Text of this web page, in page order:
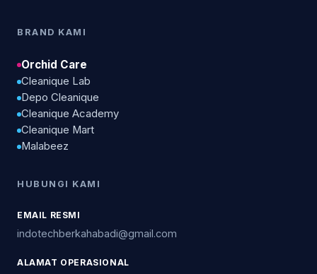
BRAND KAMI
Orchid Care
Cleanique Lab
Depo Cleanique
Cleanique Academy
Cleanique Mart
Malabeez
HUBUNGI KAMI
EMAIL RESMI
indotechberkahabadi@gmail.com
ALAMAT OPERASIONAL